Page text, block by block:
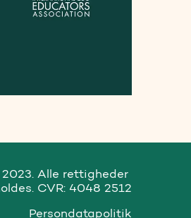
Alle rettigheder
CVR: 4048 2512
Persondatapolitik